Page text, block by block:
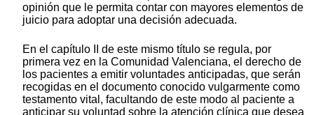
opinión que le permita contar con mayores elementos de
juicio para adoptar una decisión adecuada.
En el capítulo II de este mismo título se regula, por
primera vez en la Comunidad Valenciana, el derecho de
los pacientes a emitir voluntades anticipadas, que serán
recogidas en el documento conocido vulgarmente como
testamento vital, facultando de este modo al paciente a
anticipar su voluntad sobre la atención clínica que desea